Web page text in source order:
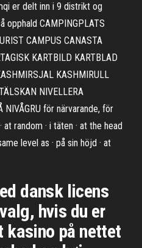
er delt inn i 9 distrikt og
opphald CAMPINGPLATS
CAMPUS CANASTA
KARTBILD KARTBLAD
KASHMIRULL
NIVELLERA
NIVÅGRU för närvarande, för
random · i täten · at the head
level as · på sin höjd · at
dansk licens
hvis du er
kasino på nettet